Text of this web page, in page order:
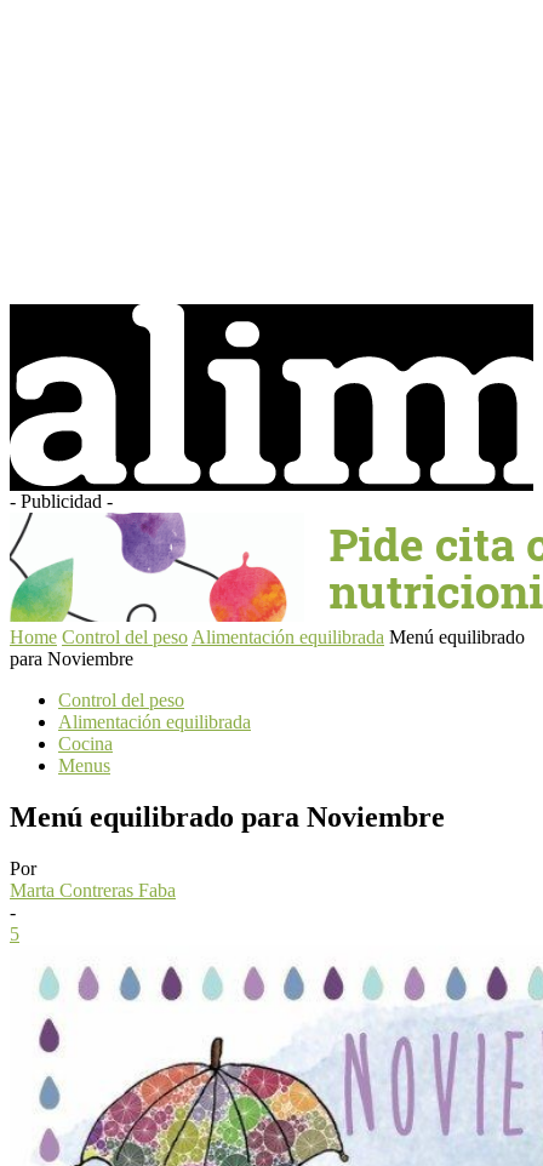
- Publicidad -
Home Control del peso Alimentación equilibrada Menú equilibrado
para Noviembre
Control del peso
Alimentación equilibrada
Cocina
Menus
Menú equilibrado para Noviembre
Por
Marta Contreras Faba
-
5